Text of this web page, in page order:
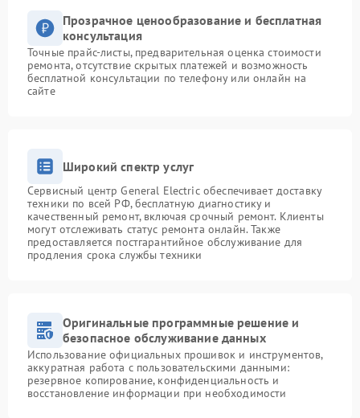
Прозрачное ценообразование и бесплатная
консультация
Точные прайс-листы, предварительная оценка стоимости
ремонта, отсутствие скрытых платежей и возможность
бесплатной консультации по телефону или онлайн на
сайте
Широкий спектр услуг
Сервисный центр General Electric обеспечивает доставку
техники по всей РФ, бесплатную диагностику и
качественный ремонт, включая срочный ремонт. Клиенты
могут отслеживать статус ремонта онлайн. Также
предоставляется постгарантийное обслуживание для
продления срока службы техники
Оригинальные программные решение и
безопасное обслуживание данных
Использование официальных прошивок и инструментов,
аккуратная работа с пользовательскими данными:
резервное копирование, конфиденциальность и
восстановление информации при необходимости